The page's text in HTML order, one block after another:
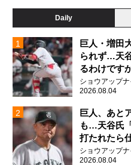
Daily
巨人・増田
られず…天
るわけです
ショウアップ
2026.08.04
巨人、あと
も…天谷氏
打たれたら
ショウアップ
2026.08.04